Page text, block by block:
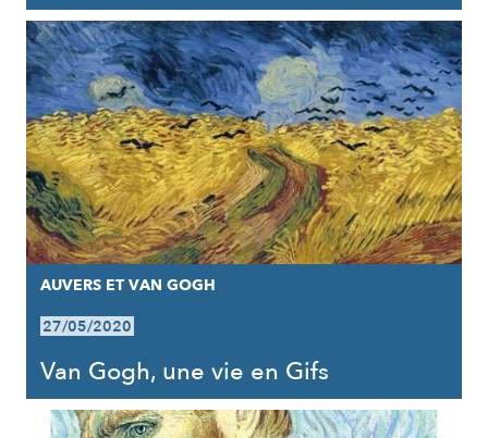
AUVERS ET VAN GOGH
27/05/2020
Van Gogh, une vie en Gifs